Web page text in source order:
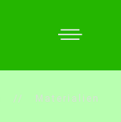
Materialien